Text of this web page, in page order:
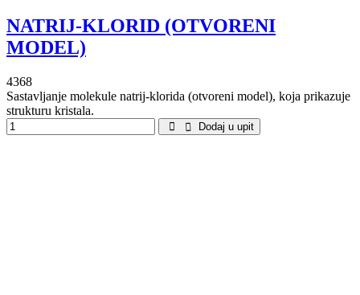
NATRIJ-KLORID (OTVORENI
MODEL)
4368
Sastavljanje molekule natrij-klorida (otvoreni model), koja prikazuje
strukturu kristala.
Dodaj u upit